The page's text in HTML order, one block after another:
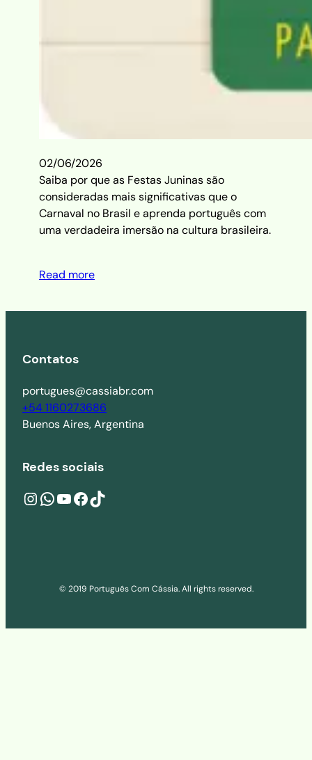
02/06/2026
Saiba por que as Festas Juninas são
consideradas mais significativas que o
Carnaval no Brasil e aprenda português com
uma verdadeira imersão na cultura brasileira.
Read more
Contatos
portugues@cassiabr.com
+54 1160273686
Buenos Aires, Argentina
Redes sociais
Instagramwa.me/541160273686 YouTube Facebook TikTok
© 2019 Português Com Cássia. All rights reserved.